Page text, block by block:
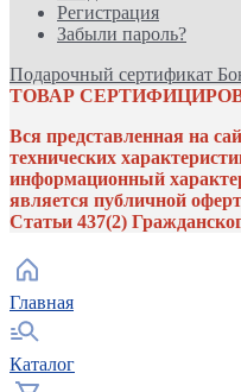
Регистрация
Забыли пароль?
Подарочный сертификат
ТОВАР
Вся представленная на
технических
информационный
является публичной
Статьи 437(2)
Главная
Каталог